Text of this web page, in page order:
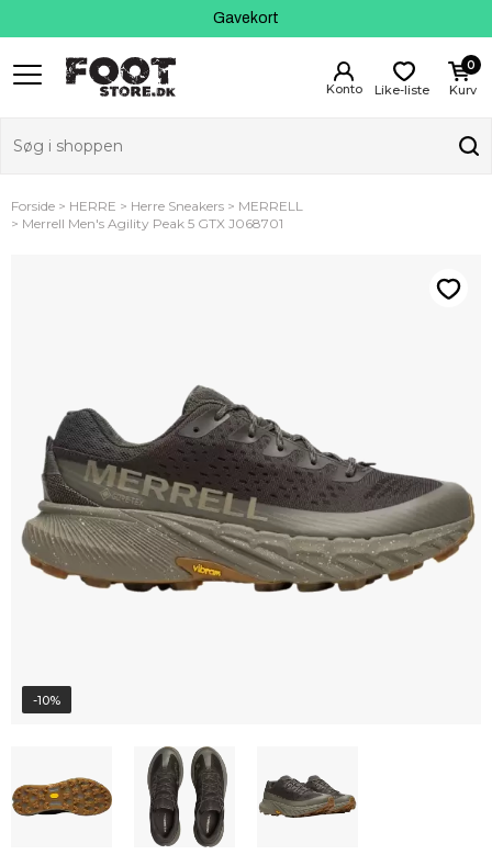
Gavekort
Kundeservice
Kurv
0
Like-liste
Forside HERRE Herre Sneakers
MERRELL
Merrell Men's Agility Peak 5 GTX J068701
-10%